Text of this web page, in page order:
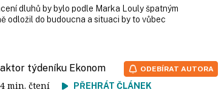
dluhů by bylo podle Marka Louly špatným
odložil do budoucna a situaci by to vůbec
týdeníku Ekonom
min. čtení PŘEHRÁT ČLÁNEK
ODEBÍRAT AUTORA